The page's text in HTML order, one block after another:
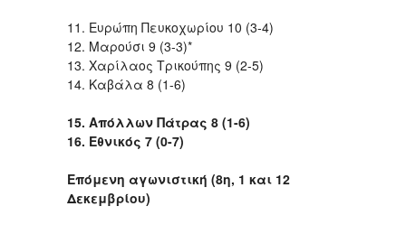
11. Ευρώπη Πευκοχωρίου 10 (3-4)
12. Μαρούσι 9 (3-3)*
13. Χαρίλαος Τρικούπης 9 (2-5)
14. Καβάλα 8 (1-6)
15. Απόλλων Πάτρας 8 (1-6)
16. Εθνικός 7 (0-7)
Επόμενη αγωνιστική (8η, 1 και 12
Δεκεμβρίου)